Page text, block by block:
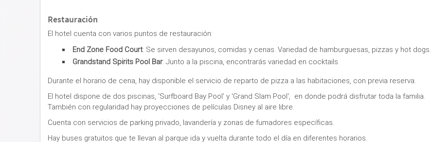
Restauración
El hotel cuenta con varios puntos de restauración:
End Zone Food Court: Se sirven desayunos, comidas y cenas. Variedad de hamburguesas, pizzas y hot dogs.
Grandstand Spirits Pool Bar: Junto a la piscina, encontrarás variedad en cocktails.
Durante el horario de cena, hay disponible el servicio de reparto de pizza a las habitaciones, con previa reserva.
El hotel dispone de dos piscinas, 'Surfboard Bay Pool' y 'Grand Slam Pool', en donde podrá disfrutar toda la familia.
También con regularidad hay proyecciones de películas Disney al aire libre.
Cuenta con servicios de parking privado, lavandería y zonas de fumadores específicas.
Hay buses gratuitos que te llevan al parque ida y vuelta durante todo el día en diferentes horarios.